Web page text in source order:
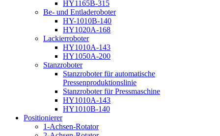
HY1165B-315
Be- und Entladeroboter
HY-1010B-140
HY1020A-168
Lackierroboter
HY1010A-143
HY1050A-200
Stanzroboter
Stanzroboter für automatische
Pressenproduktionslinie
Stanzroboter für Pressmaschine
HY1010A-143
HY1010B-140
Positionierer
1-Achsen-Rotator